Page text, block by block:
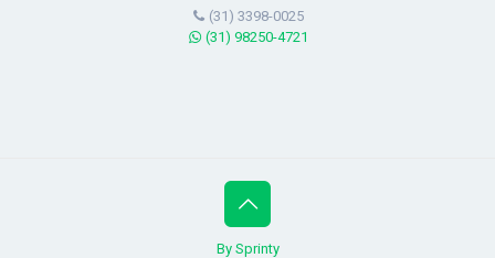
(31) 3398-0025
(31) 98250-4721
By Sprinty